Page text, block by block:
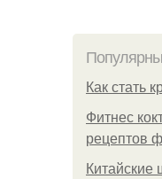
Как стать
Фитнес
рецептов
Китайские